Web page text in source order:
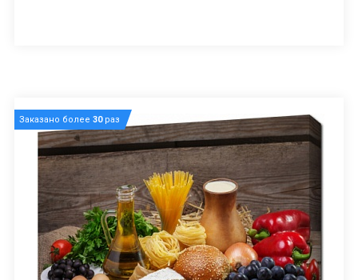
Заказано более 30раз